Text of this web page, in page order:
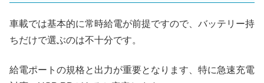
車載では基本的に常時給電が前提ですので、バッテリー持
ちだけで選ぶのは不十分です。
給電ポートの規格と出力が重要となります、特に急速充電